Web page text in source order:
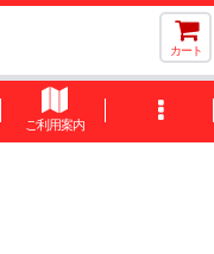
カート
ご利用案内